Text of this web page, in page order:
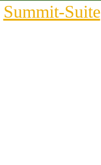
Summit-Suite